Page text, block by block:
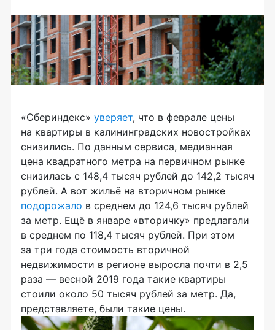
«Сбериндекс» уверяет, что в феврале цены
на квартиры в калининградских новостройках
снизились. По данным сервиса, медианная
цена квадратного метра на первичном рынке
снизилась с 148,4 тысяч рублей до 142,2 тысяч
рублей. А вот жильё на вторичном рынке
подорожало в среднем до 124,6 тысяч рублей
за метр. Ещё в январе «вторичку» предлагали
в среднем по 118,4 тысяч рублей. При этом
за три года стоимость вторичной
недвижимости в регионе выросла почти в 2,5
раза — весной 2019 года такие квартиры
стоили около 50 тысяч рублей за метр. Да,
представляете, были такие цены.